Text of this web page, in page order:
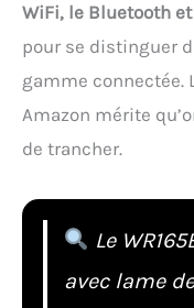
WiFi, le Bluetooth
pour se distinguer
gamme connectée.
Amazon mérite
de trancher.
Le
avec lame